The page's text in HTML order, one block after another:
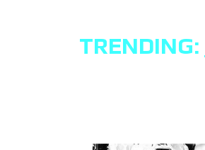
TRENDING: